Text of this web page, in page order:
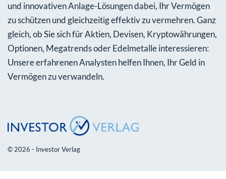
und innovativen Anlage-Lösungen dabei, Ihr Vermögen
zu schützen und gleichzeitig effektiv zu vermehren. Ganz
gleich, ob Sie sich für Aktien, Devisen, Kryptowährungen,
Optionen, Megatrends oder Edelmetalle interessieren:
Unsere erfahrenen Analysten helfen Ihnen, Ihr Geld in
Vermögen zu verwandeln.
© 2026 - Investor Verlag